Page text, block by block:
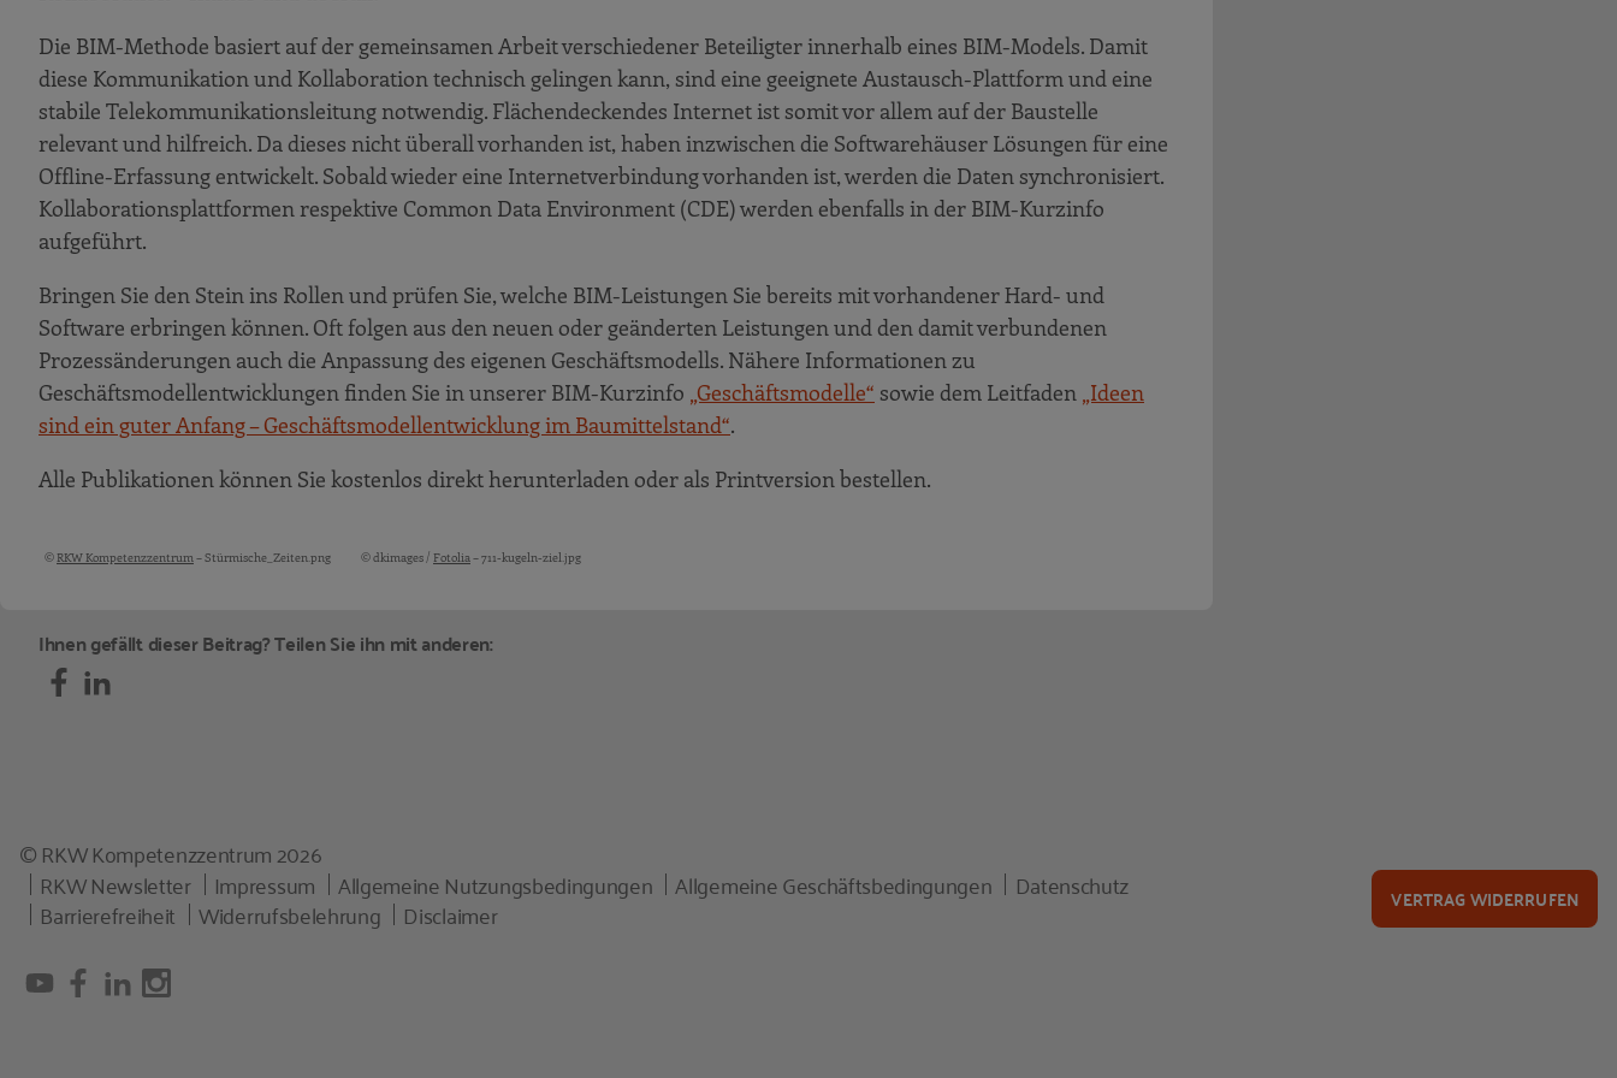
Die BIM-Methode basiert auf der gemeinsamen Arbeit verschiedener Beteiligter innerhalb eines BIM-Models. Damit
diese Kommunikation und Kollaboration technisch gelingen kann, sind eine geeignete Austausch-Plattform und eine
stabile Telekommunikationsleitung notwendig. Flächendeckendes Internet ist somit vor allem auf der Baustelle
relevant und hilfreich. Da dieses nicht überall vorhanden ist, haben inzwischen die Softwarehäuser Lösungen für eine
Offline-Erfassung entwickelt. Sobald wieder eine Internetverbindung vorhanden ist, werden die Daten synchronisiert.
Kollaborationsplattformen respektive Common Data Environment (CDE) werden ebenfalls in der BIM-Kurzinfo
aufgeführt.
Bringen Sie den Stein ins Rollen und prüfen Sie, welche BIM-Leistungen Sie bereits mit vorhandener Hard- und
Software erbringen können. Oft folgen aus den neuen oder geänderten Leistungen und den damit verbundenen
Prozessänderungen auch die Anpassung des eigenen Geschäftsmodells. Nähere Informationen zu
Geschäftsmodellentwicklungen finden Sie in unserer BIM-Kurzinfo „Geschäftsmodelle“ sowie dem Leitfaden „Ideen
sind ein guter Anfang – Geschäftsmodellentwicklung im Baumittelstand“.
Alle Publikationen können Sie kostenlos direkt herunterladen oder als Printversion bestellen.
Bildquellen und Copyright-Hinweise
©RKW Kompetenzzentrum– Stürmische_Zeiten.png © dkimages / Fotolia– 711-kugeln-ziel.jpg
Ihnen gefällt dieser Beitrag? Teilen Sie ihn mit anderen:
© RKW Kompetenzzentrum 2026
RKW Newsletter
Impressum Allgemeine Nutzungsbedingungen Allgemeine Geschäftsbedingungen Datenschutz
Barrierefreiheit Widerrufsbelehrung Disclaimer VERTRAG WIDERRUFEN